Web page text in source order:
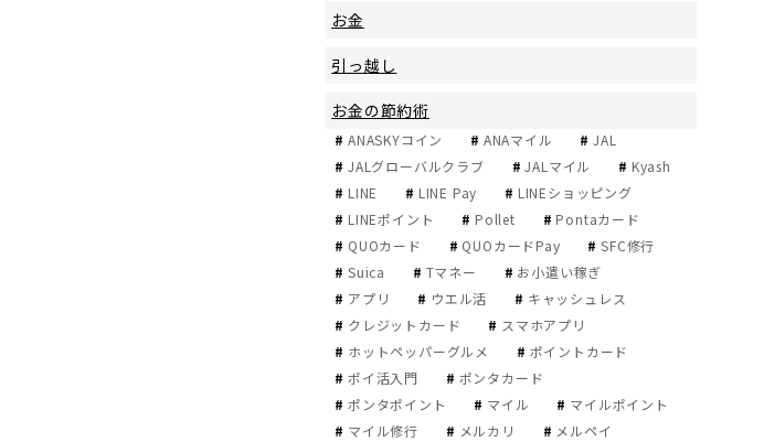
お金
引っ越し
お金の節約術
ANASKYコイン ANAマイル
JAL
JALグローバルクラブ
JALマイル
Kyash
LINE
LINE Pay
LINEショッピング
LINEポイント
Pollet
Pontaカード
QUOカード
QUOカードPay
SFC修行
Suica
Tマネー
お小遣い稼ぎ
アプリ
ウエル活
キャッシュレス
クレジットカード
スマホアプリ
ホットペッパーグルメ
ポイントカード
ポイ活入門
ポンタカード
ポンタポイント
マイル
マイルポイント
マイル修行
メルカリ
メルペイ